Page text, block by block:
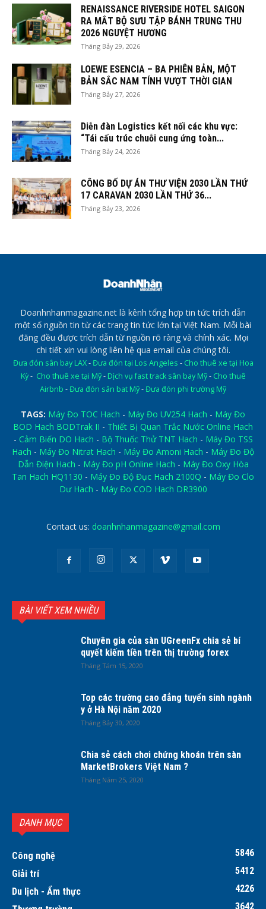
RENAISSANCE RIVERSIDE HOTEL SAIGON
RA MẮT BỘ SƯU TẬP BÁNH TRUNG THU
2026 NGUYỆT HƯƠNG
Tháng Bảy 29, 2026
LOEWE ESENCIA – BA PHIÊN BẢN, MỘT
BẢN SẮC NAM TÍNH VƯỢT THỜI GIAN
Tháng Bảy 27, 2026
Diễn đàn Logistics kết nối các khu vực:
“Tái cấu trúc chuỗi cung ứng toàn...
Tháng Bảy 24, 2026
CÔNG BỐ DỰ ÁN THƯ VIỆN 2030 LẦN THỨ
17 CARAVAN 2030 LẦN THỨ 36...
Tháng Bảy 23, 2026
Doanhnhanmagazine.net là kênh tổng hợp tin tức trích dẫn
một số nguồn tin từ các trang tin tức lớn tại Việt Nam. Mỗi bài
đăng đều được trích dẫn từ nguồn rõ ràng và chính xác. Mọi
chi tiết xin vui lòng liên hệ qua email của chúng tôi.
Đưa đón sân bay LAX-Đưa đón tại Los Angeles - Cho thuê xe tại Hoa
Kỳ- Cho thuê xe tại Mỹ- Dịch vụ fast track sân bay Mỹ- Cho thuê
Airbnb -Đưa đón sân bat Mỹ-Đưa đón phi trường Mỹ
TAGS: Máy Đo TOC Hach - Máy Đo UV254 Hach - Máy Đo
BOD Hach BODTrak II - Thiết Bị Quan Trắc Nước Online Hach
- Cảm Biến DO Hach - Bộ Thuốc Thử TNT Hach - Máy Đo TSS
Hach - Máy Đo Nitrat Hach - Máy Đo Amoni Hach - Máy Đo Độ
Dẫn Điện Hach - Máy Đo pH Online Hach - Máy Đo Oxy Hòa
Tan Hach HQ1130 - Máy Đo Độ Đục Hach 2100Q - Máy Đo Clo
Dư Hach - Máy Đo COD Hach DR3900
Contact us: doanhnhanmagazine@gmail.com
BÀI VIẾT XEM NHIỀU
Chuyên gia của sàn UGreenFx chia sẻ bí
quyết kiếm tiền trên thị trường forex
Tháng Tám 15, 2020
Top các trường cao đẳng tuyển sinh ngành
y ở Hà Nội năm 2020
Tháng Bảy 30, 2020
Chia sẻ cách chơi chứng khoán trên sàn
MarketBrokers Việt Nam ?
Tháng Năm 25, 2020
DANH MỤC
Công nghệ
5846
Giải trí
5412
Du lịch - Ẩm thực
4226
3642